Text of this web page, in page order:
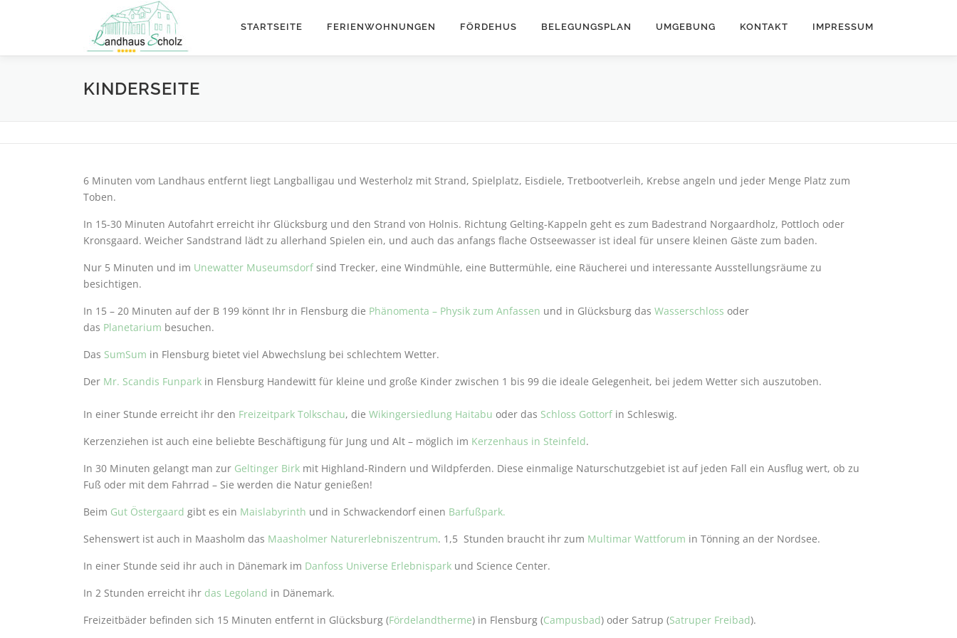
STARTSEITE FERIENWOHNUNGEN FÖRDEHUS BELEGUNGSPLAN UMGEBUNG KONTAKT IMPRESSUM
KINDERSEITE
6 Minuten vom Landhaus entfernt liegt Langballigau und Westerholz mit Strand, Spielplatz, Eisdiele, Tretbootverleih, Krebse angeln und jeder Menge Platz zum
Toben.
In 15-30 Minuten Autofahrt erreicht ihr Glücksburg und den Strand von Holnis. Richtung Gelting-Kappeln geht es zum Badestrand Norgaardholz, Pottloch oder
Kronsgaard. Weicher Sandstrand lädt zu allerhand Spielen ein, und auch das anfangs flache Ostseewasser ist ideal für unsere kleinen Gäste zum baden.
Nur 5 Minuten und im Unewatter Museumsdorf sind Trecker, eine Windmühle, eine Buttermühle, eine Räucherei und interessante Ausstellungsräume zu
besichtigen.
In 15 – 20 Minuten auf der B 199 könnt Ihr in Flensburg die Phänomenta – Physik zum Anfassen und in Glücksburg das Wasserschloss oder
das Planetarium besuchen.
Das SumSum in Flensburg bietet viel Abwechslung bei schlechtem Wetter.
Der Mr. Scandis Funpark in Flensburg Handewitt für kleine und große Kinder zwischen 1 bis 99 die ideale Gelegenheit, bei jedem Wetter sich auszutoben.
In einer Stunde erreicht ihr den Freizeitpark Tolkschau, die Wikingersiedlung Haitabu oder das Schloss Gottorf in Schleswig.
Kerzenziehen ist auch eine beliebte Beschäftigung für Jung und Alt – möglich im Kerzenhaus in Steinfeld.
In 30 Minuten gelangt man zur Geltinger Birk mit Highland-Rindern und Wildpferden. Diese einmalige Naturschutzgebiet ist auf jeden Fall ein Ausflug wert, ob zu
Fuß oder mit dem Fahrrad – Sie werden die Natur genießen!
Beim Gut Östergaard gibt es ein Maislabyrinth und in Schwackendorf einen Barfußpark.
Sehenswert ist auch in Maasholm das Maasholmer Naturerlebniszentrum. 1,5 Stunden braucht ihr zum Multimar Wattforum in Tönning an der Nordsee.
In einer Stunde seid ihr auch in Dänemark im Danfoss Universe Erlebnispark und Science Center.
In 2 Stunden erreicht ihr das Legoland in Dänemark.
Freizeitbäder befinden sich 15 Minuten entfernt in Glücksburg (Fördelandtherme) in Flensburg (Campusbad) oder Satrup (Satruper Freibad).